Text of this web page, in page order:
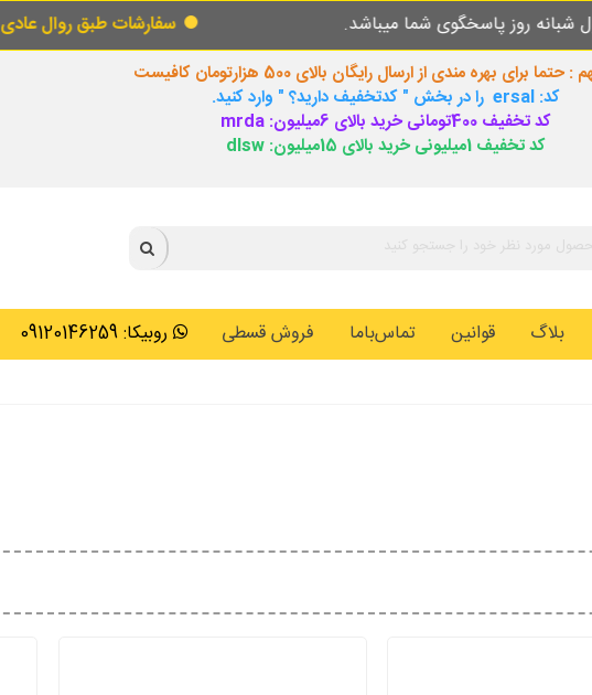
سفارشات طبق روال عادی در حال پردازش و ارسال میباشد.
برای بهره مندی از ارسال رایگان بالای 500 هزارتومان کافیست
کد: ersal را در بخش " کدتخفیف دارید؟ " وارد کنید.
کد تخفیف 400تومانی خرید بالای 6میلیون: mrda
کد تخفیف 1میلیونی خرید بالای 15میلیون: dlsw
روبیکا: 09120146259 بلاگ قوانین تماس‌باما فروش قسطی